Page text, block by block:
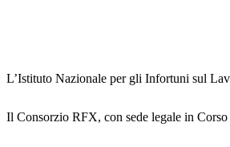
L’Istituto Nazionale per gli Infortuni sul
Il Consorzio RFX, con sede legale in